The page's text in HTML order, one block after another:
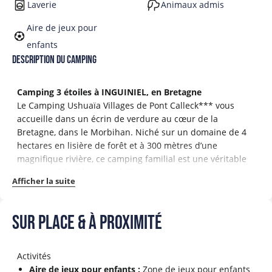
Laverie
Animaux admis
Aire de jeux pour
enfants
Description du camping
Camping 3 étoiles à INGUINIEL, en Bretagne
Le Camping Ushuaïa Villages de Pont Calleck*** vous
accueille dans un écrin de verdure au cœur de la
Bretagne, dans le Morbihan. Niché sur un domaine de 4
hectares en lisière de forêt et à 300 mètres d’une
magnifique rivière, ce camping familial est une véritable
une immersion en nature : vous pourrez même
apercevoir un chevreuil ! Il propose 15 locatifs, 3
généreusement espacé et délimité par des haies
verdoyantes et murets en pierres sèches. Les valeurs de
Afficher la suite
Sur place & à proximité
Activités
Aire de jeux pour enfants : Zone de jeux pour enfants